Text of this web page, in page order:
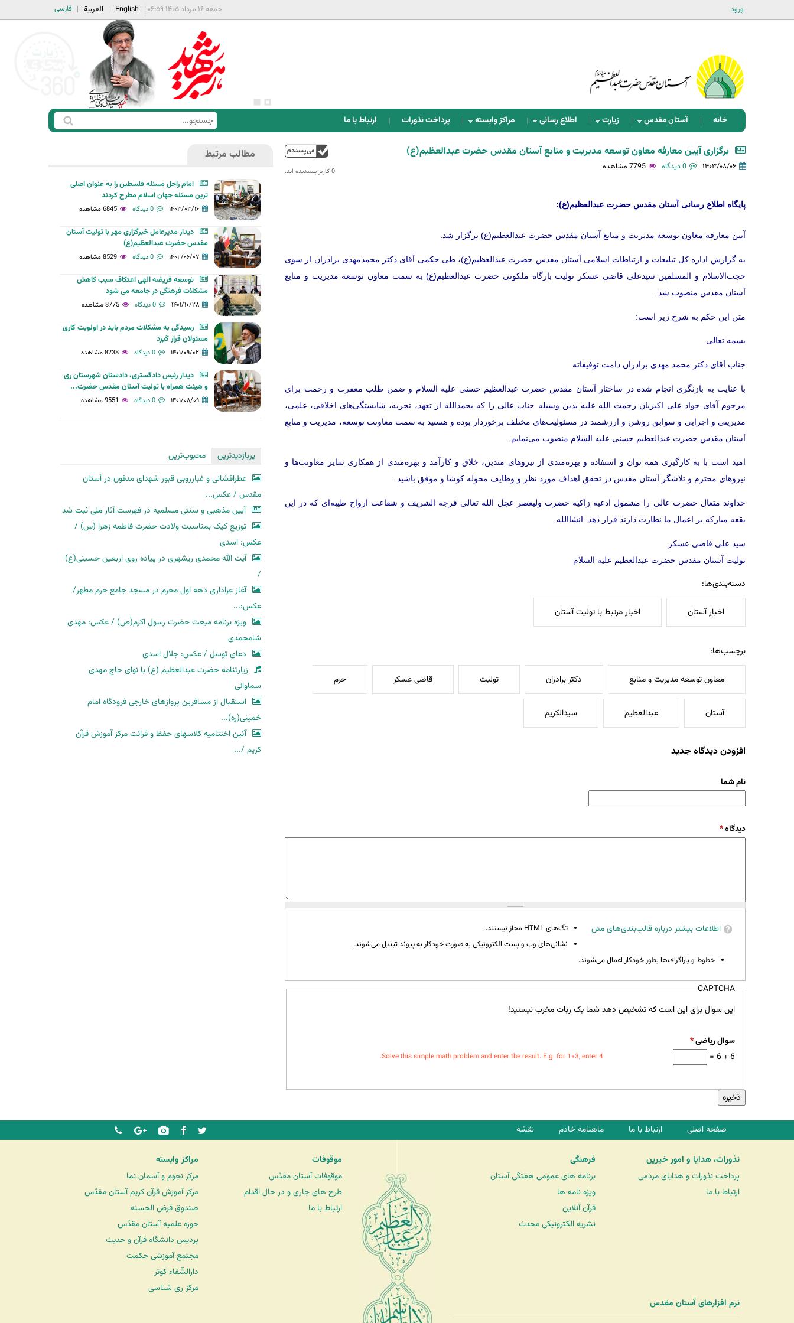
ورود فارسی العربية English جمعه ۱۶ مرداد ۱۴۰۵ ۰۶:۵۹
خانه آستان مقدس زیارت اطلاع رسانی مراکز وابسته پرداخت نذورات ارتباط با ما
ف
ر
ج
س
ج
س
ت
0 کاربر پسندیده اند.‎
برگزاری آیین معارفه معاون توسعه مدیریت و منابع آستان‌ مقدس‌ حضرت‌ عبدالعظیم(ع)
۱۴۰۳/۰۸/۰۶ 0 دیدگاه 7795 مشاهده
پایگاه اطلاع رسانی آستان مقدس حضرت عبدالعظیم(ع):
آیین معارفه معاون توسعه مدیریت و منابع آستان مقدس حضرت عبدالعظیم(ع) برگزار شد.
به گزارش اداره کل تبلیغات و ارتباطات اسلامی آستان مقدس حضرت عبدالعظیم(ع)، طی حکمی آقای دکتر محمدمهدی برادران از سوی
حجت‌الاسلام‌ و‌ المسلمین سیدعلی قاضی عسکر تولیت بارگاه ملکوتی حضرت عبدالعظیم(ع) به سمت معاون توسعه مدیریت و منابع
آستان مقدس منصوب شد.
متن این حکم به شرح زیر است:
بسمه تعالی
جناب آقای دکتر محمد مهدی برادران دامت توفیقاته
با عنایت به بازنگری انجام شده در ساختار آستان مقدس حضرت عبدالعظیم حسنی علیه السلام و ضمن طلب مغفرت و رحمت برای
مرحوم آقای جواد علی اکبریان رحمت الله علیه بدین وسیله جناب عالی را که بحمدالله از تعهد، تجربه، شایستگی‌های اخلاقی، علمی،
مدیریتی و اجرایی و سوابق روشن و ارزشمند در مسئولیت‌های مختلف برخوردار بوده و هستید به سمت معاونت توسعه، مدیریت و منابع
آستان مقدس حضرت عبدالعظیم حسنی علیه السلام منصوب می‌نمایم.
امید است با به کارگیری همه توان و استفاده و بهره‌مندی از نیروهای متدین، خلاق و کارآمد و بهره‌مندی از همکاری سایر معاونت‌ها و
نیروهای محترم و تلاشگر آستان مقدس در تحقق اهداف مورد نظر و وظایف محوله کوشا و موفق باشید.
خداوند متعال حضرت عالی را مشمول ادعیه زاکیه حضرت ولیعصر عجل الله تعالی فرجه الشریف و شفاعت ارواح طیبه‌ای که در این
بقعه مبارکه بر اعمال ما نظارت دارند قرار دهد. انشاالله.
سید علی قاضی عسکر
تولیت آستان مقدس حضرت عبدالعظیم علیه السلام
دسته‌بندی‌ها:
اخبار آستان اخبار مرتبط با تولیت آستان
برچسب‌ها:
معاون توسعه مدیریت و منابع دکتر برادران تولیت قاضی عسکر حرم
آستان عبدالعظیم سیدالکریم
افزودن دیدگاه جدید
نام شما
دیدگاه*
اطلاعات بیشتر درباره قالب‌بندی‌های متن
تگ‌های HTML مجاز نیستند.
نشانی‌های وب و پست الکترونیکی به صورت خودکار به پیوند تبدیل می‌شوند.
خطوط و پاراگراف‌ها بطور خودکار اعمال می‌شوند.
CAPTCHA
این سوال برای این است که تشخیص دهد شما یک ربات مخرب نیستید!
سوال ریاضی*
6 + 6 =
Solve this simple math problem and enter the result. E.g. for 1+3, enter 4.
مطالب مرتبط
امام راحل مسئله فلسطین را به عنوان اصلی
ترین مسئله جهان اسلام مطرح کردند
۱۴۰۳/۰۳/۱۶ 0 دیدگاه 6845 مشاهده
دیدار مدیرعامل خبرگزاری مهر با تولیت آستان
مقدس حضرت عبدالعظیم(ع)
۱۴۰۲/۰۶/۰۷ 0 دیدگاه 8529 مشاهده
توسعه فریضه الهی اعتکاف سبب کاهش
مشکلات فرهنگی در جامعه می شود
۱۴۰۱/۱۰/۲۸ 0 دیدگاه 8775 مشاهده
رسیدگی به مشکلات مردم باید در اولویت کاری
مسئولان قرار گیرد
۱۴۰۱/۰۹/۰۲ 0 دیدگاه 8238 مشاهده
دیدار رئیس دادگستری، دادستان شهرستان ری
و هیئت همراه با تولیت آستان مقدس حضرت...
۱۴۰۱/۰۸/۰۹ 0 دیدگاه 9551 مشاهده
پربازدیدترین
محبوب‌ترین
عطرافشانی و غبارروبی قبور شهدای مدفون در آستان
مقدس / عکس...
آیین مذهبی و سنتی مسلمیه در فهرست آثار ملی ثبت شد
توزیع کیک بمناسبت ولادت حضرت فاطمه زهرا (س) /
عکس: اسدی
آیت الله محمدی ریشهری در پیاده روی اربعین حسینی(ع)
/
آغاز عزاداری دهه اول محرم در مسجد جامع حرم مطهر/
عکس:...
ویژه برنامه مبعث حضرت رسول اکرم(ص) / عکس: مهدی
شامحمدی
دعای توسل / عکس: جلال اسدی
زیارتنامه حضرت عبدالعظیم (ع) با نوای حاج مهدی
سماواتی
استقبال از مسافرین پروازهای خارجی فرودگاه امام
خمینی(ره)...
آئین اختتامیه کلاسهای حفظ و قرائت مرکز آموزش قرآن
کریم /...
صفحه اصلی ارتباط با ما ماهنامه خادم نقشه
نذورات، هدایا و امور خیرین
پرداخت نذورات و هدایای مردمی
ارتباط با ما
فرهنگی
برنامه های عمومی هفتگی آستان
ویژه نامه ها
قرآن آنلاین
نشریه الکترونیکی محدث
موقوفات
موقوفات آستان مقدّس
طرح های جاری و در حال اقدام
ارتباط با ما
مراکز وابسته
مرکز نجوم و آسمان نما
مرکز آموزش قرآن کریم آستان مقدّس
صندوق قرض الحسنه
حوزه علمیه آستان مقدّس
پردیس دانشگاه قرآن و حدیث
مجتمع آموزشی حکمت
دارالشّفاء کوثر
مرکز ری شناسی
نرم افزارهای آستان مقدس